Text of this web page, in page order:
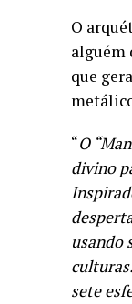
O
alguém
que
“O
divino
usando
sete